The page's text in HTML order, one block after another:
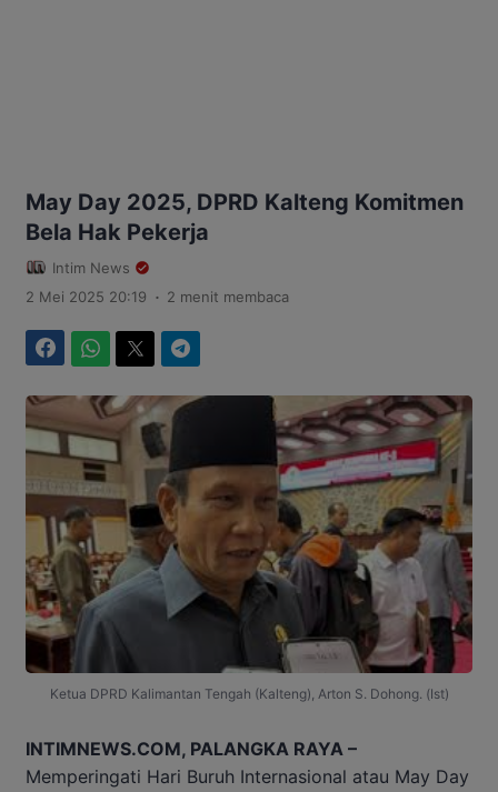
May Day 2025, DPRD Kalteng Komitmen
Bela Hak Pekerja
Intim News
2 Mei 2025 20:19 . 2 menit membaca
Ketua DPRD Kalimantan Tengah (Kalteng), Arton S. Dohong. (Ist)
INTIMNEWS.COM, PALANGKA RAYA –
Memperingati Hari Buruh Internasional atau May Day